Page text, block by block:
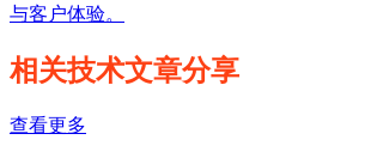
与客户体验。
相关技术文章分享
查看更多